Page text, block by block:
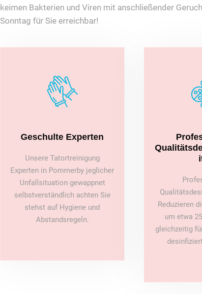
keimen Bakterien und Viren mit anschließender
Sonntag für Sie erreichbar!
Geschulte Experten
Unsere Tatortreinigung
Experten in Pommerby jeglicher
Unfallsituation gewappnet
selbstverständlich achten Sie
stehst auf Hygiene und
Abstandsregeln.
Reduzieren
um etwa
gleichzeitig